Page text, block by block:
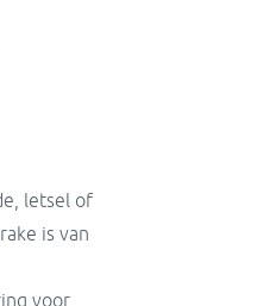
letsel of
is van
voor